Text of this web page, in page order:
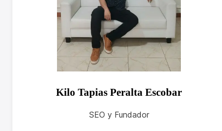
Kilo Tapias Peralta Escobar
SEO y Fundador